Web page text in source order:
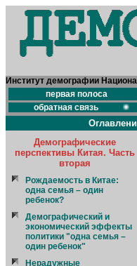
Институт демографии
первая полоса
обратная связь
Демографические
перспективы Китая. Часть
вторая
Рождаемость в Китае:
одна семья – один
ребенок?
Демографический и
экономический эффекты
политики "одна семья –
один ребенок"
Нерадужные